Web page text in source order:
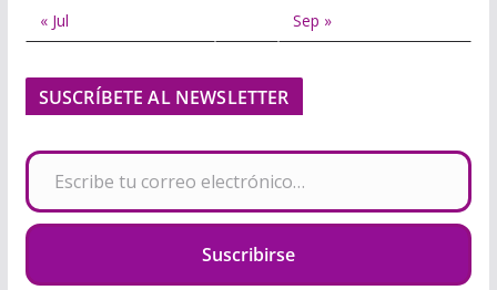
« Jul Sep »
SUSCRÍBETE AL NEWSLETTER
Escribe tu correo electrónico…
Suscribirse